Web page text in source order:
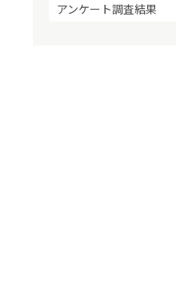
アンケート調査結果